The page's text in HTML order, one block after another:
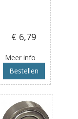
€ 6,79
Meer info
Bestellen